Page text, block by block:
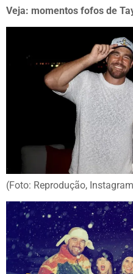
Veja: momentos fofos de
(Foto: Reprodução,